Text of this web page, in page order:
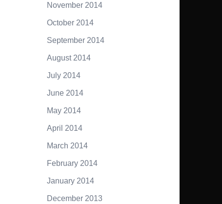
November 2014
October 2014
September 2014
August 2014
July 2014
June 2014
May 2014
April 2014
March 2014
February 2014
January 2014
December 2013